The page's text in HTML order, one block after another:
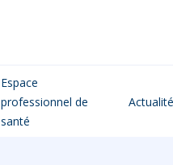
Espace
professionnel de
santé